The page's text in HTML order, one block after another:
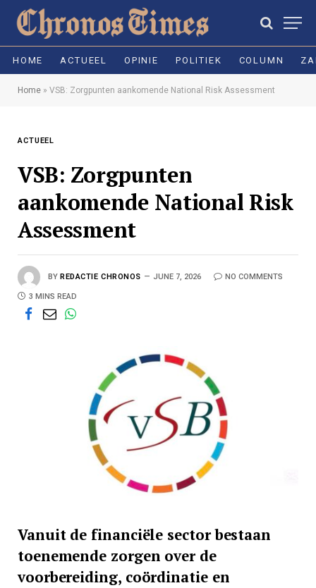
HOME ACTUEEL OPINIE POLITIEK COLUMN
Home » VSB: Zorgpunten aankomende National Risk Assessment
ACTUEEL
VSB: Zorgpunten
aankomende National Risk
Assessment
BY REDACTIE CHRONOS JUNE 7, 2026 NO COMMENTS
3 MINS READ
Vanuit de financiële sector bestaan
toenemende zorgen over de
voorbereiding, coördinatie en